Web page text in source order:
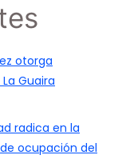
otorga
Guaira
radica en la
ocupación del